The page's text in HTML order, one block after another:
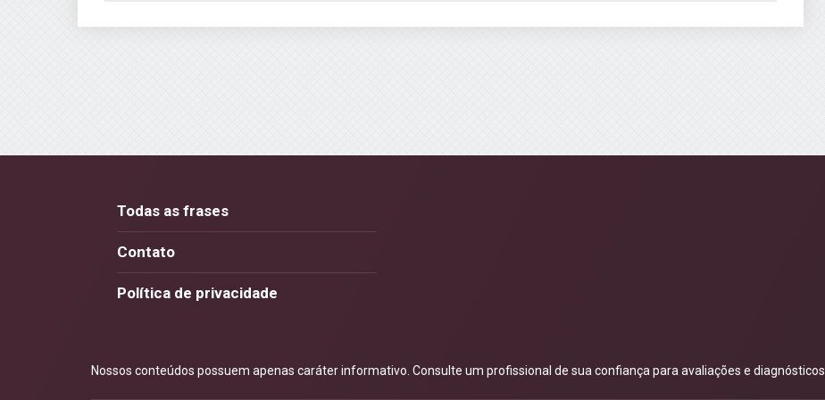
Todas as frases
Contato
Política de privacidade
Nossos conteúdos possuem apenas caráter informativo. Consulte um profissional de sua confiança para avaliações e diagnósticos.